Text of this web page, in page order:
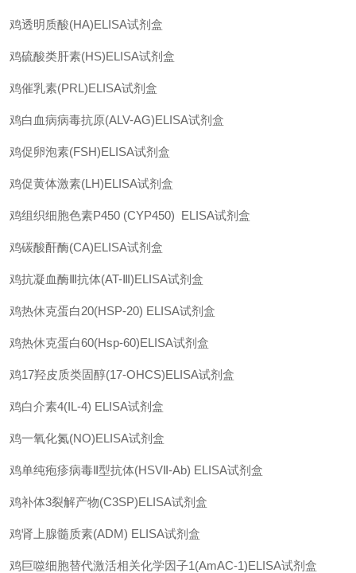
鸡透明质酸(HA)ELISA试剂盒
鸡硫酸类肝素(HS)ELISA试剂盒
鸡催乳素(PRL)ELISA试剂盒
鸡白血病病毒抗原(ALV-AG)ELISA试剂盒
鸡促卵泡素(FSH)ELISA试剂盒
鸡促黄体激素(LH)ELISA试剂盒
鸡组织细胞色素P450 (CYP450) ELISA试剂盒
鸡碳酸酐酶(CA)ELISA试剂盒
鸡抗凝血酶Ⅲ抗体(AT-Ⅲ)ELISA试剂盒
鸡热休克蛋白20(HSP-20) ELISA试剂盒
鸡热休克蛋白60(Hsp-60)ELISA试剂盒
鸡17羟皮质类固醇(17-OHCS)ELISA试剂盒
鸡白介素4(IL-4) ELISA试剂盒
鸡一氧化氮(NO)ELISA试剂盒
鸡单纯疱疹病毒Ⅱ型抗体(HSVⅡ-Ab) ELISA试剂盒
鸡补体3裂解产物(C3SP)ELISA试剂盒
鸡肾上腺髓质素(ADM) ELISA试剂盒
鸡巨噬细胞替代激活相关化学因子1(AmAC-1)ELISA试剂盒